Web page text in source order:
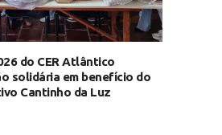
do CER Atlântico
solidária em benefício do
Cantinho da Luz